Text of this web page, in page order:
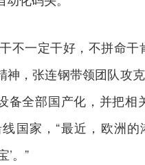
不一定干好，不拼命干
神，张连钢带领团队攻
备全部国产化，并把相
国家，“最近，欧洲
’。”